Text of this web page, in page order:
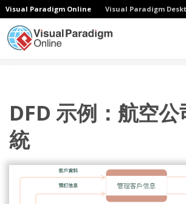
Visual Paradigm Online Visual Paradigm
DFD 示例：航空
統